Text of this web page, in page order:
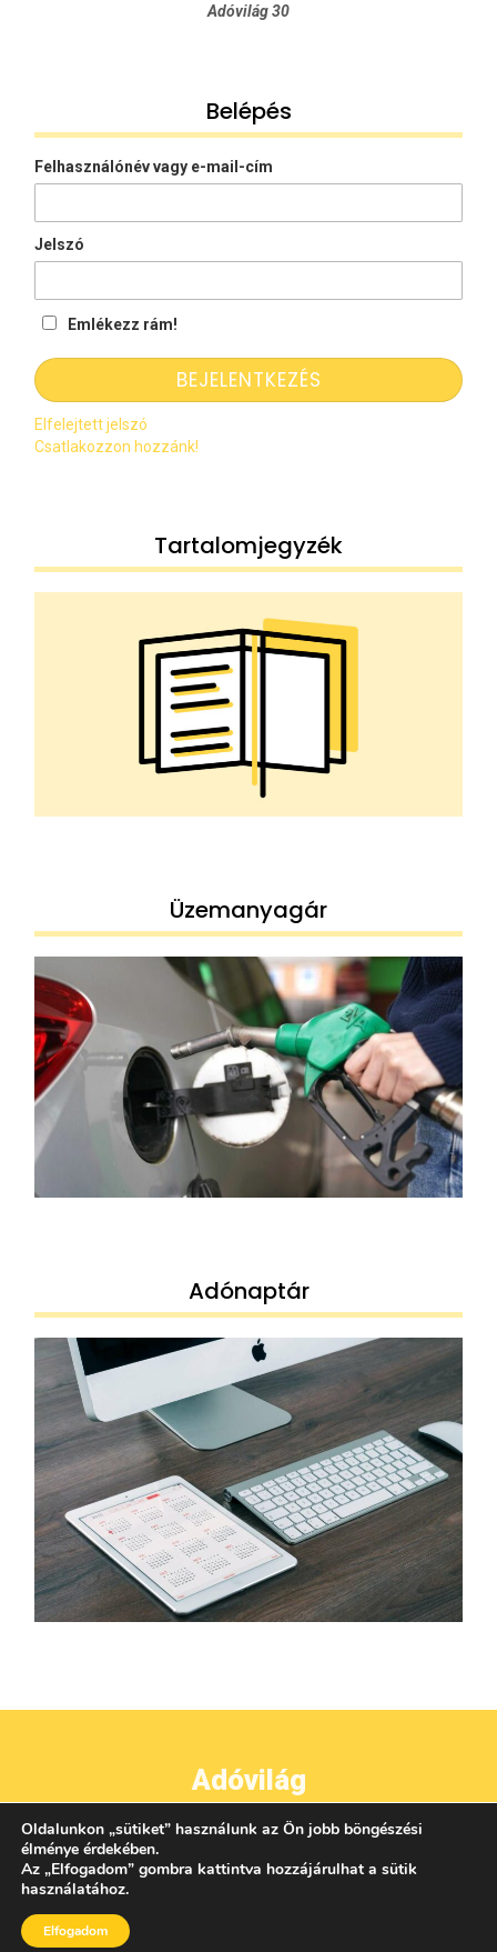
Adóvilág 30
Belépés
Felhasználónév vagy e-mail-cím
Jelszó
Emlékezz rám!
Elfelejtett jelszó
Csatlakozzon hozzánk!
Tartalomjegyzék
Üzemanyagár
Adónaptár
Adóvilág
IMPRESSZUM● ADATVÉDELEM ● ÁSZF●KAPCSOLAT
AZ OLDALON TALÁLHATÓ TARTALMAK UTÁNKÖZLÉSE CSAK A KIADÓ ENGEDÉLYÉVEL
Oldalunkon „sütiket” használunk az Ön jobb böngészési
élménye érdekében.
Az „Elfogadom” gombra kattintva hozzájárulhat a sütik
használatához.
Elfogadom